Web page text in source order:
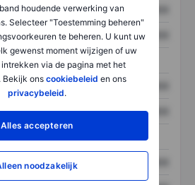
houdende verwerking van
Selecteer "Toestemming beheren"
te beheren. U kunt uw
gewenst moment wijzigen of uw
via de pagina met het
Bekijk ons cookiebeleid en ons
privacybeleid.
Alles accepteren
noodzakelijk
XXXXXXX
XXXXXXX XXXXXXX
XXXXXXX XXXXXXX
XXXXXXX XXXXXXX
XXXXXXX